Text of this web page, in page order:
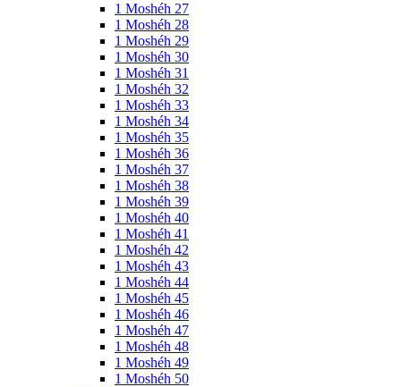
1 Moshéh 27
1 Moshéh 28
1 Moshéh 29
1 Moshéh 30
1 Moshéh 31
1 Moshéh 32
1 Moshéh 33
1 Moshéh 34
1 Moshéh 35
1 Moshéh 36
1 Moshéh 37
1 Moshéh 38
1 Moshéh 39
1 Moshéh 40
1 Moshéh 41
1 Moshéh 42
1 Moshéh 43
1 Moshéh 44
1 Moshéh 45
1 Moshéh 46
1 Moshéh 47
1 Moshéh 48
1 Moshéh 49
1 Moshéh 50